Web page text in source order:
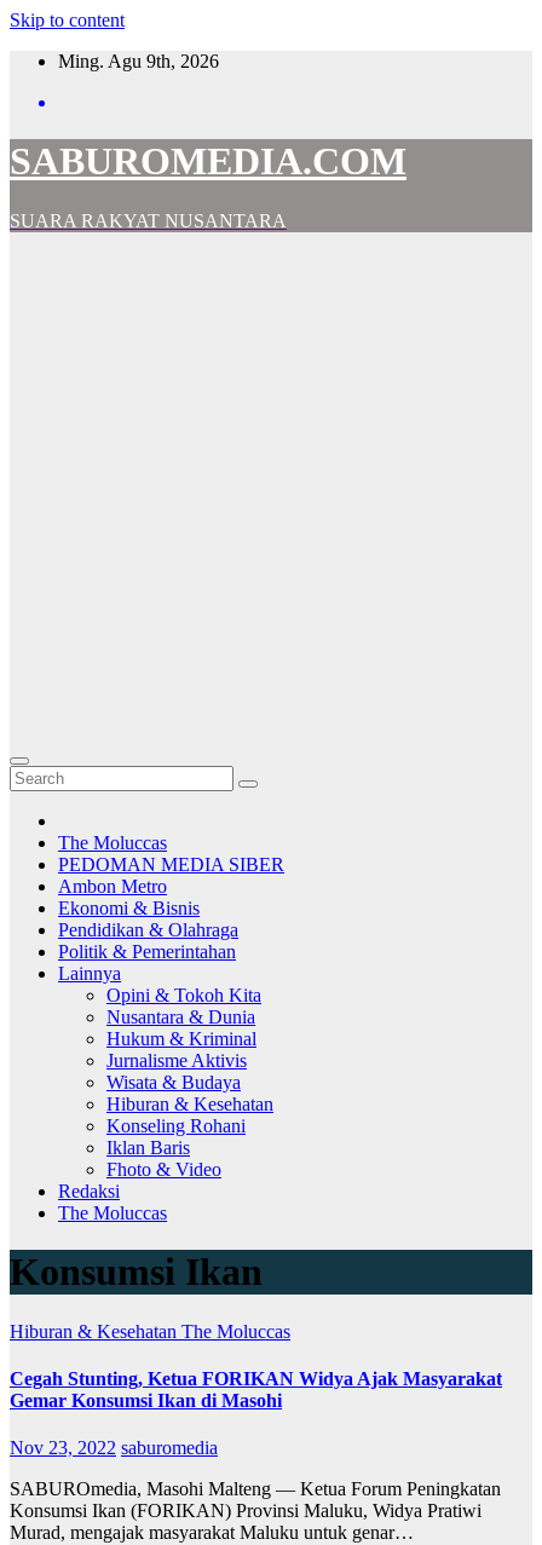
Skip to content
Ming. Agu 9th, 2026
SABUROMEDIA.COM
SUARA RAKYAT NUSANTARA
The Moluccas
PEDOMAN MEDIA SIBER
Ambon Metro
Ekonomi & Bisnis
Pendidikan & Olahraga
Politik & Pemerintahan
Lainnya
Opini & Tokoh Kita
Nusantara & Dunia
Hukum & Kriminal
Jurnalisme Aktivis
Wisata & Budaya
Hiburan & Kesehatan
Konseling Rohani
Iklan Baris
Fhoto & Video
Redaksi
The Moluccas
Konsumsi Ikan
Hiburan & Kesehatan The Moluccas
Cegah Stunting, Ketua FORIKAN Widya Ajak Masyarakat
Gemar Konsumsi Ikan di Masohi
Nov 23, 2022 saburomedia
SABUROmedia, Masohi Malteng — Ketua Forum Peningkatan
Konsumsi Ikan (FORIKAN) Provinsi Maluku, Widya Pratiwi
Murad, mengajak masyarakat Maluku untuk genar…